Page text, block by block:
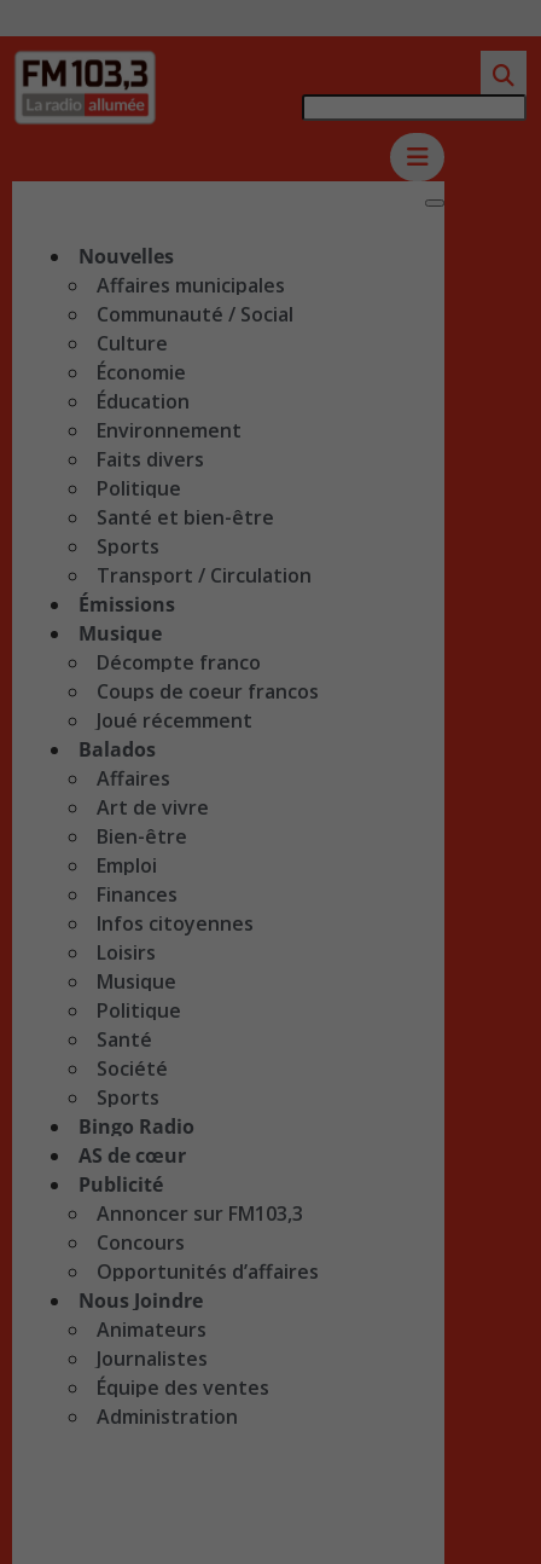
Nouvelles
Affaires municipales
Communauté / Social
Culture
Économie
Éducation
Environnement
Faits divers
Politique
Santé et bien-être
Sports
Transport / Circulation
Émissions
Musique
Décompte franco
Coups de coeur francos
Joué récemment
Balados
Affaires
Art de vivre
Bien-être
Emploi
Finances
Infos citoyennes
Loisirs
Musique
Politique
Santé
Société
Sports
Bingo Radio
AS de cœur
Publicité
Annoncer sur FM103,3
Concours
Opportunités d’affaires
Nous Joindre
Animateurs
Journalistes
Équipe des ventes
Administration